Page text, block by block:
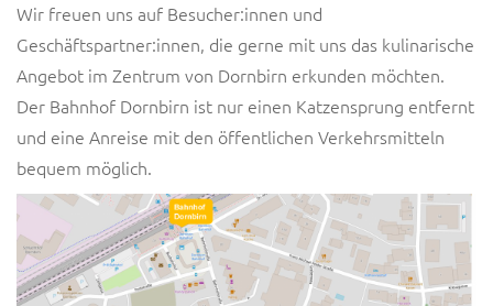
Wir freuen uns auf Besucher:innen und
Geschäftspartner:innen, die gerne mit uns das kulinarische
Angebot im Zentrum von Dornbirn erkunden möchten.
Der Bahnhof Dornbirn ist nur einen Katzensprung entfernt
und eine Anreise mit den öffentlichen Verkehrsmitteln
bequem möglich.